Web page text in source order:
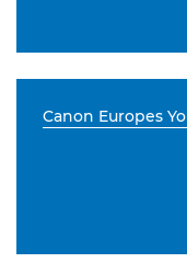
Canon Europes